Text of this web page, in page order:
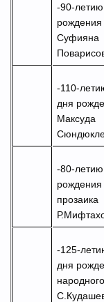
-90-летию
рождения
Суфияна
-110-
дня
Максуда
-80-
рождения
прозаика
-125-
дня